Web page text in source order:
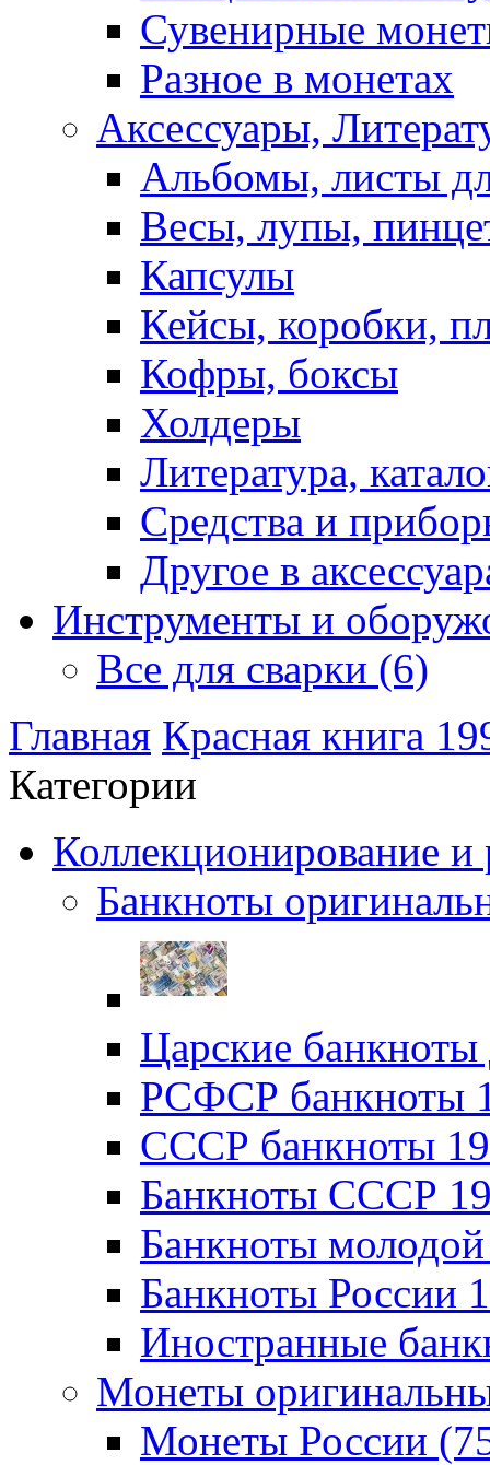
Сувенирные
Разное в монетах
Аксессуары,
Альбомы, листы
Весы, лупы,
Капсулы
Кейсы, коробки,
Кофры, боксы
Холдеры
Литература,
Средства и
Другое в
Инструменты и
Все для сварки (6)
Главная Красная книга
Категории
Коллекционирование и
Банкноты
Царские
РСФСР банкноты
CССР банкноты
Банкноты CCCР
Банкноты
Банкноты России
Иностранные
Монеты
Монеты России